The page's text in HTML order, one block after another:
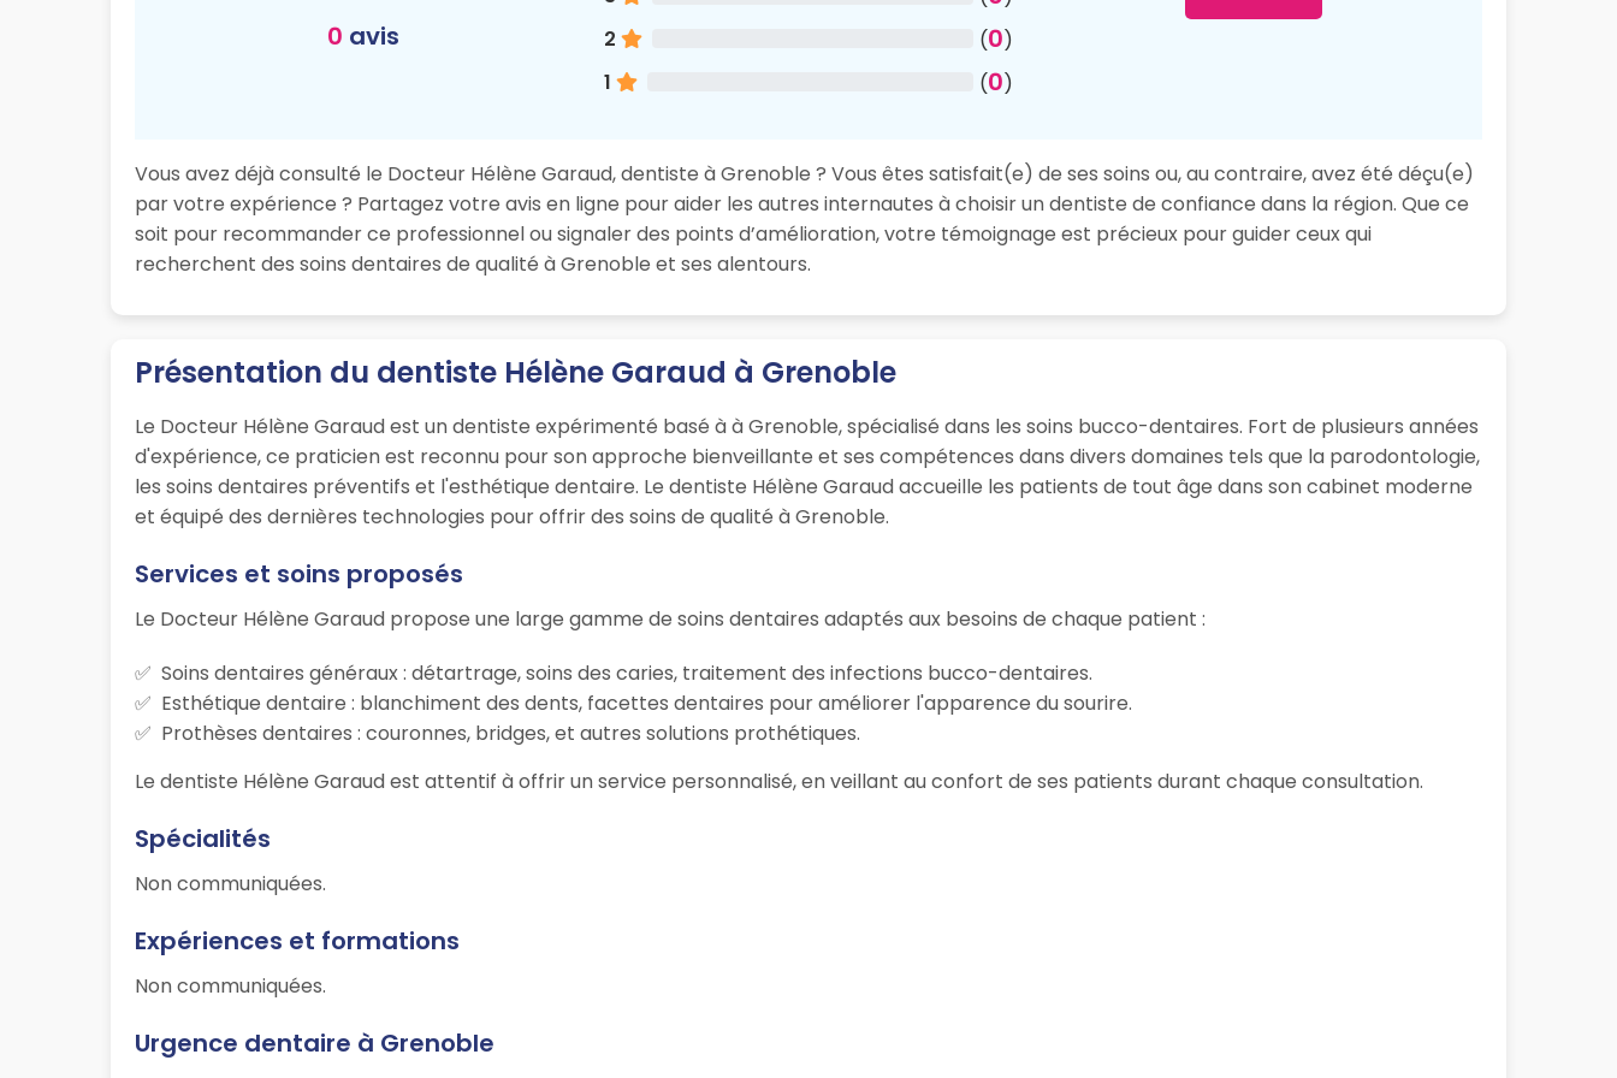
0 avis
2
(0)
1
(0)
Vous avez déjà consulté le Docteur Hélène Garaud, dentiste à Grenoble ? Vous êtes satisfait(e) de ses soins ou, au contraire, avez été déçu(e)
par votre expérience ? Partagez votre avis en ligne pour aider les autres internautes à choisir un dentiste de confiance dans la région. Que ce
soit pour recommander ce professionnel ou signaler des points d’amélioration, votre témoignage est précieux pour guider ceux qui
recherchent des soins dentaires de qualité à Grenoble et ses alentours.
Présentation du dentiste Hélène Garaud à Grenoble
Le Docteur Hélène Garaud est un dentiste expérimenté basé à à Grenoble, spécialisé dans les soins bucco-dentaires. Fort de plusieurs années
d'expérience, ce praticien est reconnu pour son approche bienveillante et ses compétences dans divers domaines tels que la parodontologie,
les soins dentaires préventifs et l'esthétique dentaire. Le dentiste Hélène Garaud accueille les patients de tout âge dans son cabinet moderne
et équipé des dernières technologies pour offrir des soins de qualité à Grenoble.
Services et soins proposés
Le Docteur Hélène Garaud propose une large gamme de soins dentaires adaptés aux besoins de chaque patient :
Soins dentaires généraux : détartrage, soins des caries, traitement des infections bucco-dentaires.
Esthétique dentaire : blanchiment des dents, facettes dentaires pour améliorer l'apparence du sourire.
Prothèses dentaires : couronnes, bridges, et autres solutions prothétiques.
Le dentiste Hélène Garaud est attentif à offrir un service personnalisé, en veillant au confort de ses patients durant chaque consultation.
Spécialités
Non communiquées.
Expériences et formations
Non communiquées.
Urgence dentaire à Grenoble